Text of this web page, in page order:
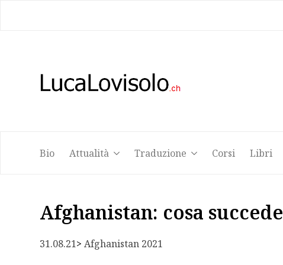
Bio Attualità Traduzione Corsi Libri
Afghanistan: cosa succede
31.08.21> Afghanistan 2021